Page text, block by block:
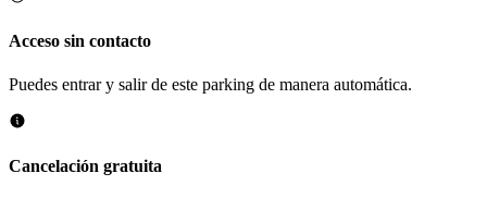
Acceso sin contacto
Puedes entrar y salir de este parking de manera automática.
Cancelación gratuita